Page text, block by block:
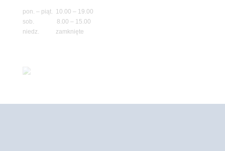
pon. – piąt. 10.00 – 19.00
sob. 8.00 – 15.00
niedz. zamknięte